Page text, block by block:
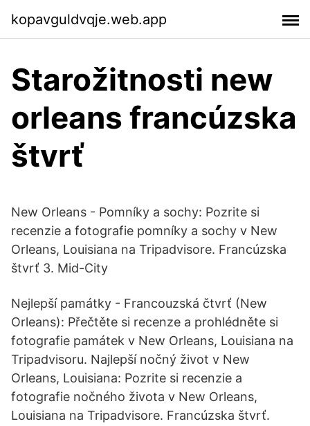
kopavguldvqje.web.app
Starožitnosti new
orleans francúzska
štvrť
New Orleans - Pomníky a sochy: Pozrite si
recenzie a fotografie pomníky a sochy v New
Orleans, Louisiana na Tripadvisore. Francúzska
štvrť 3. Mid-City
Nejlepší památky - Francouzská čtvrť (New
Orleans): Přečtěte si recenze a prohlédněte si
fotografie památek v New Orleans, Louisiana na
Tripadvisoru. Najlepší nočný život v New
Orleans, Louisiana: Pozrite si recenzie a
fotografie nočného života v New Orleans,
Louisiana na Tripadvisore. Francúzska štvrť.